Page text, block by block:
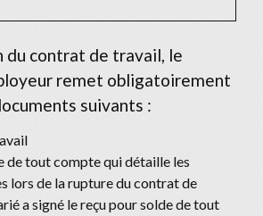
du contrat de travail, le
remet obligatoirement
suivants :
de tout compte qui détaille les
lors de la rupture du contrat de
a signé le reçu pour solde de tout